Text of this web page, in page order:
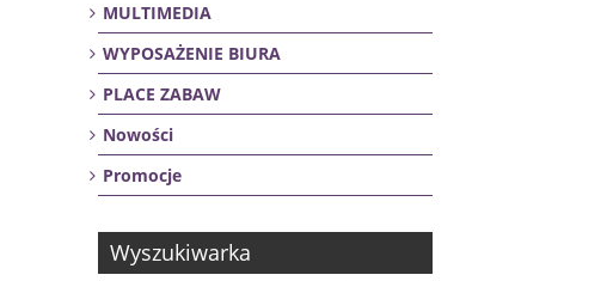
MULTIMEDIA
WYPOSAŻENIE BIURA
PLACE ZABAW
Nowości
Promocje
Wyszukiwarka